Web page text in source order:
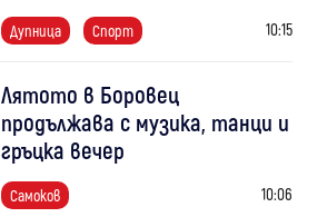
Дупница Спорт 10:15
Лятото в Боровец
продължава с музика, танци и
гръцка вечер
Самоков 10:06